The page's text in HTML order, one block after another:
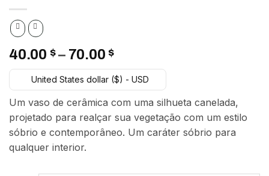
40.00 $ – 70.00 $Faixa
de
preço:
40.00 $
através
70.00 $
United States dollar ($) - USD
Um vaso de cerâmica com uma silhueta canelada,
projetado para realçar sua vegetação com um estilo
sóbrio e contemporâneo. Um caráter sóbrio para
qualquer interior.